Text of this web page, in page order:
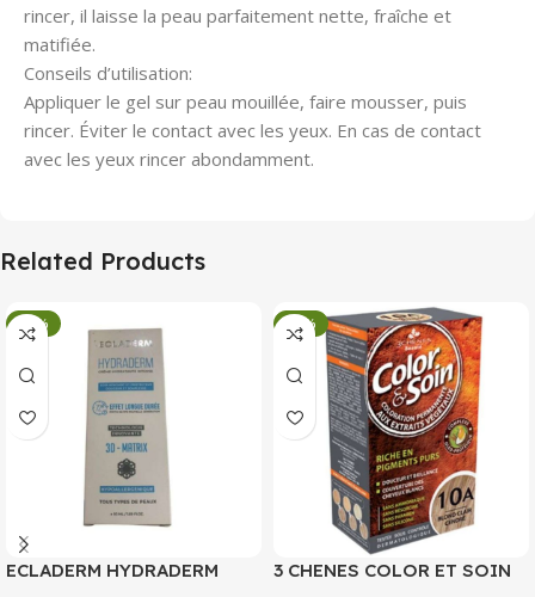
rincer, il laisse la peau parfaitement nette, fraîche et
matifiée.
Conseils d’utilisation:
Appliquer le gel sur peau mouillée, faire mousser, puis
rincer. Éviter le contact avec les yeux. En cas de contact
avec les yeux rincer abondamment.
Related Products
-34%
ECLADERM HYDRADERM
-34%
3 CHENES COLOR ET SOIN